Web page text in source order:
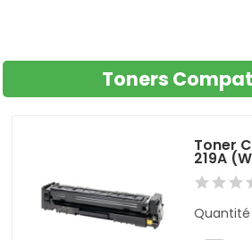
Toners
Toner
219A
Quantité